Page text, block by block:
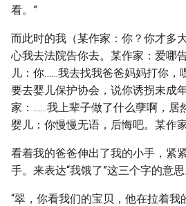
看。”
而此时的我（某作家：你？你才多
心我去法院告你去。某作家：爱哪
儿：你……我去找我爸爸妈妈打你，
要去婴儿保护协会，说你诱拐未成
家：……我上辈子做了什么孽啊，居
婴儿：你慢慢无语，后悔吧。某作
看着我的爸爸伸出了我的小手，紧
手。来表达“我饿了”这三个字的意思
“翠，你看我们的宝贝，他在拉着我